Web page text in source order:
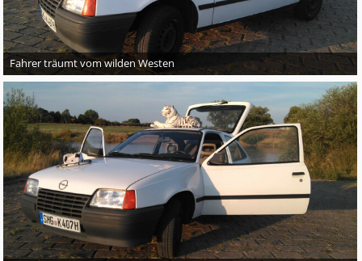
Fahrer träumt vom wilden Westen